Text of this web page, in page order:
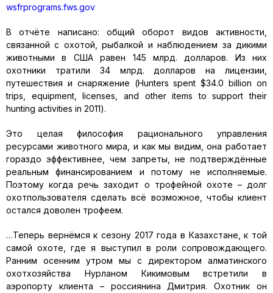
wsfrprograms.fws.gov
В отчёте написано: общий оборот видов активности,
связанной с охотой, рыбалкой и наблюдением за дикими
животными в США равен 145 млрд. долларов. Из них
охотники тратили 34 млрд. долларов на лицензии,
путешествия и снаряжение (Hunters spent $34.0 billion on
trips, equipment, licenses, and other items to support their
hunting activities in 2011).
Это целая философия рационального управления
ресурсами животного мира, и как мы видим, она работает
гораздо эффективнее, чем запреты, не подтверждённые
реальным финансированием и потому не исполняемые.
Поэтому когда речь заходит о трофейной охоте – долг
охотпользователя сделать всё возможное, чтобы клиент
остался доволен трофеем.
…Теперь вернёмся к сезону 2017 года в Казахстане, к той
самой охоте, где я выступил в роли сопровождающего.
Ранним осенним утром мы с директором алматинского
охотхозяйства Нурланом Кикимовым встретили в
аэропорту клиента – россиянина Дмитрия. Охотник он